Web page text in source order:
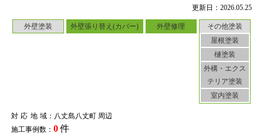
更新日：2026.05.25
外壁塗装 外壁張り替え(カバー) 外壁修理
その他塗装
屋根塗装
樋塗装
外構・エクス
テリア塗装
室内塗装
対応地域：八丈島八丈町 周辺
施工事例数： 0件